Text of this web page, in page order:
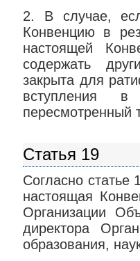
2. В случае,
Конвенцию в
настоящей
содержать
закрыта для
вступления
пересмотренный
Статья 19
Согласно
настоящая
Организации
директора
образования,